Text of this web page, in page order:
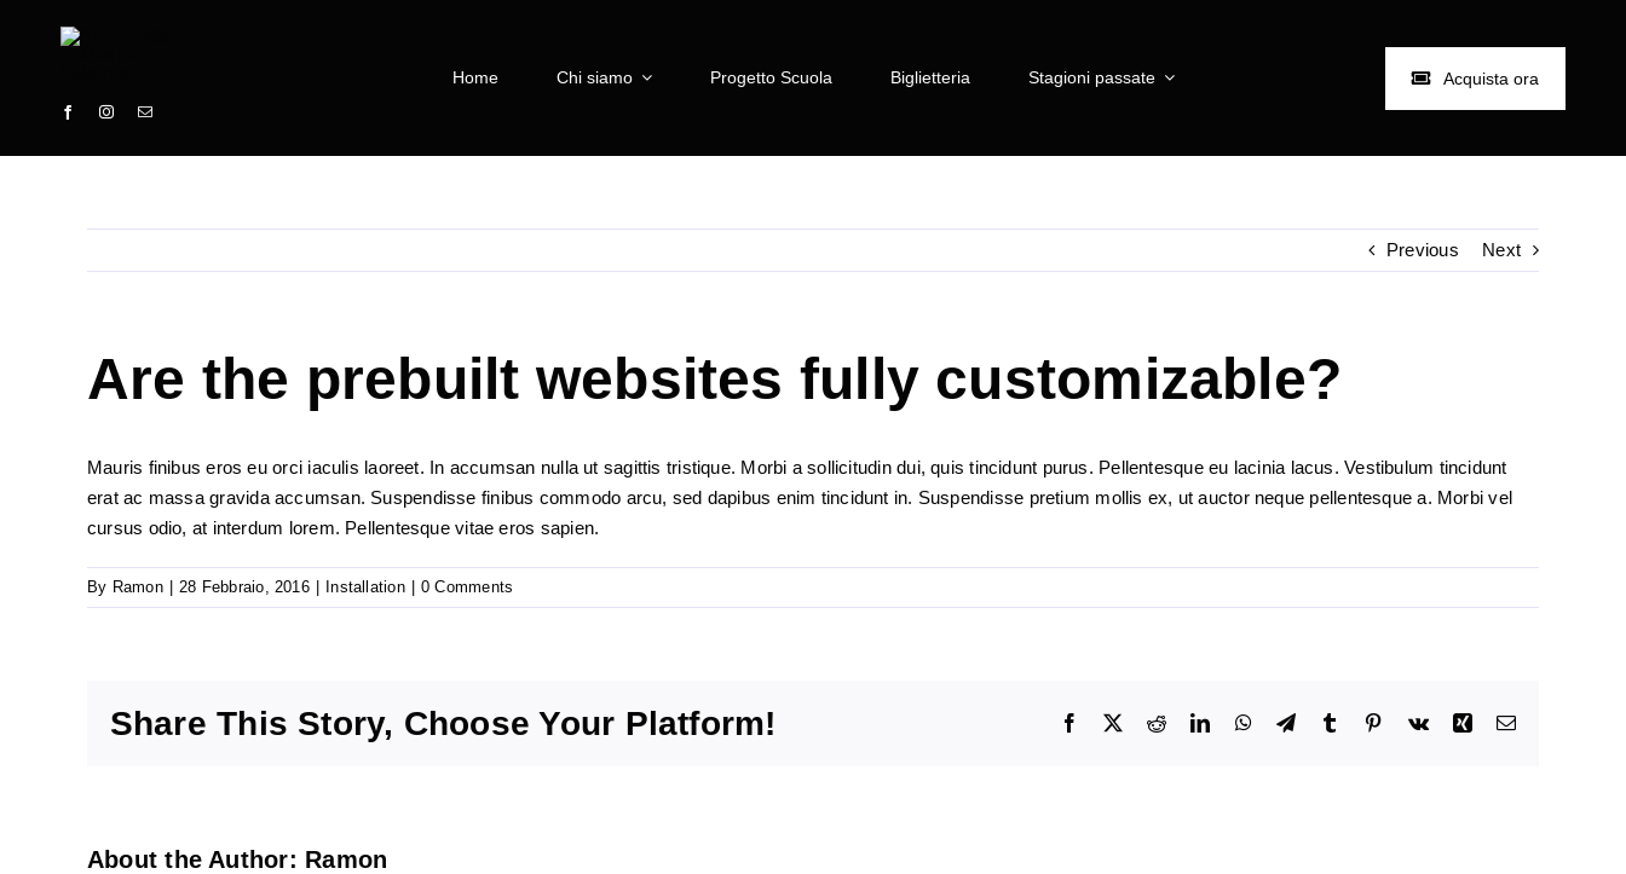
Home Chi siamo Progetto Scuola Biglietteria Stagioni passate Acquista ora
Previous Next
Are the prebuilt websites fully customizable?
Mauris finibus eros eu orci iaculis laoreet. In accumsan nulla ut sagittis tristique. Morbi a sollicitudin dui, quis tincidunt purus. Pellentesque eu lacinia lacus. Vestibulum tincidunt
erat ac massa gravida accumsan. Suspendisse finibus commodo arcu, sed dapibus enim tincidunt in. Suspendisse pretium mollis ex, ut auctor neque pellentesque a. Morbi vel
cursus odio, at interdum lorem. Pellentesque vitae eros sapien.
By Ramon 28 Febbraio, 2016 Installation 0 Comments
Share This Story, Choose Your Platform! Facebook RedditLinkedInWhatsApp
TelegramTumblr Pinterest
Vk Xing Email
About the Author: Ramon